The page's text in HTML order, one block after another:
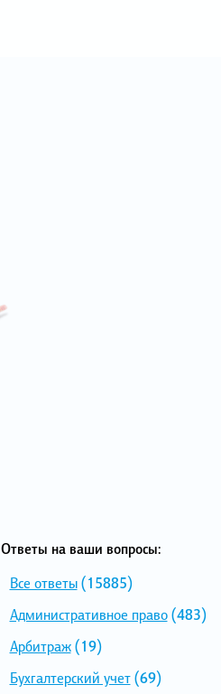
Ответы на ваши вопросы:
Все ответы(15885)
Административное право(483)
Арбитраж(19)
Бухгалтерский учет(69)